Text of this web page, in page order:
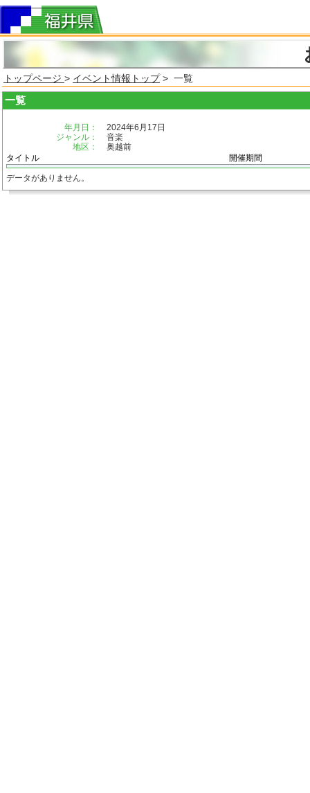
トップページ > イベント情報トップ> 一覧
一覧
年月日：
2024年6月17日
ジャンル：
音楽
地区：
奥越前
タイトル
開催期間
データがありません。